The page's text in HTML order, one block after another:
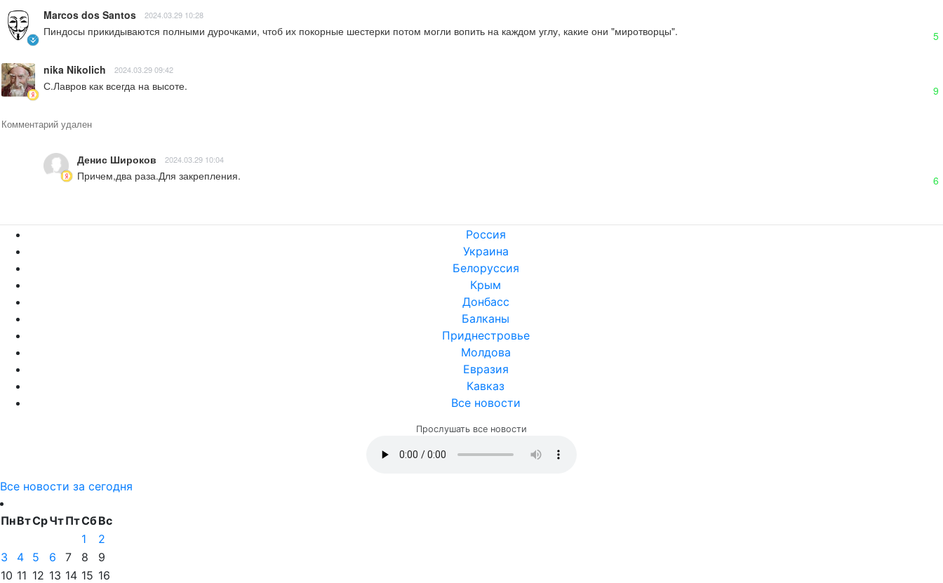
Marcos dos Santos 2024.03.29 10:28
Пиндосы прикидываются полными дурочками, чтоб их покорные шестерки потом могли вопить на каждом углу, какие они "миротворцы". 5
nika Nikolich 2024.03.29 09:42
С.Лавров как всегда на высоте. 9
Комментарий удален
Денис Широков 2024.03.29 10:04
Причем,два раза.Для закрепления. 6
Россия
Украина
Белоруссия
Крым
Донбасс
Балканы
Приднестровье
Молдова
Евразия
Кавказ
Все новости
Прослушать все новости
Все новости за сегодня
ПнВтСрЧтПтСбВс
1
2
3
4 5 6 7 8
9
10 11 12 13 14 15 16